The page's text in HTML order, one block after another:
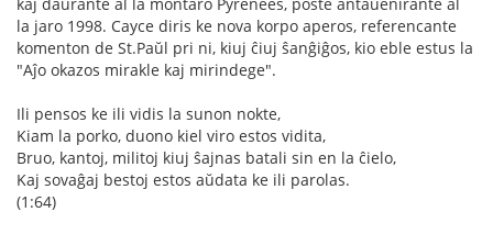
la jaro 1998. Cayce diris ke nova korpo aperos, referencante
komenton de St.Paŭl pri ni, kiuj ĉiuj ŝanĝiĝos, kio eble estus la
"Aĵo okazos mirakle kaj mirindege".
Ili pensos ke ili vidis la sunon nokte,
Kiam la porko, duono kiel viro estos vidita,
Bruo, kantoj, militoj kiuj ŝajnas batali sin en la ĉielo,
Kaj sovaĝaj bestoj estos aŭdata ke ili parolas.
(1:64)